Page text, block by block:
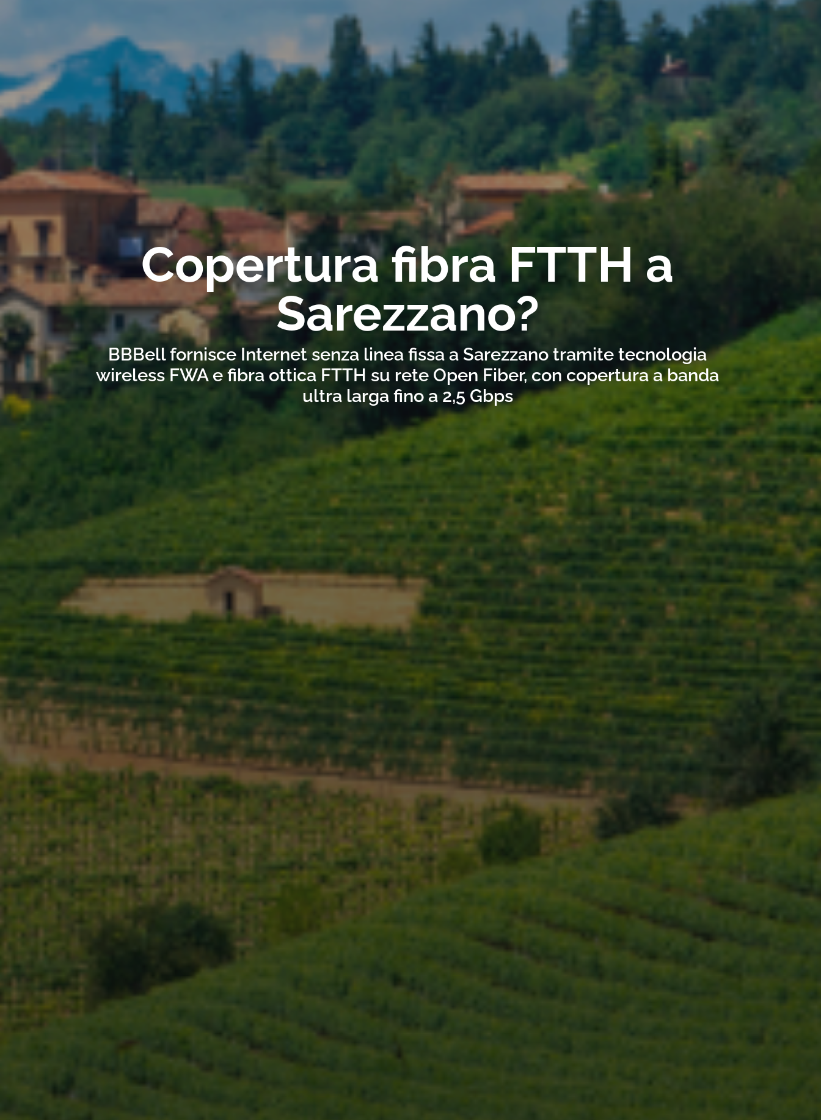
Copertura fibra FTTH a
Sarezzano?
BBBell fornisce Internet senza linea fissa a Sarezzano tramite tecnologia
wireless FWA e fibra ottica FTTH su rete Open Fiber, con copertura a banda
ultra larga fino a 2,5 Gbps